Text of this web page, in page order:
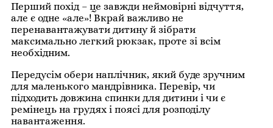
Перший похід – це завжди неймовірні відчуття,
aле є одне «але»! Вкрай важливо не
перенавантажувати дитину й зібрати
максимально легкий рюкзак, проте зі всім
необхідним.
Передусім обери наплічник, який буде зручним
для маленького мандрівника. Перевір, чи
підходить довжина спинки для дитини і чи є
ремінець на грудях і поясі для розподілу
навантаження.